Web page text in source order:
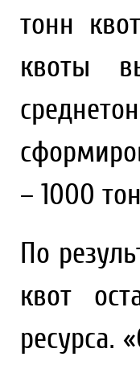
тонн
квоты
– 1000
По
квот
ресурса.